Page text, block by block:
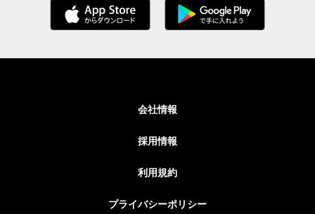
会社情報
採用情報
利用規約
プライバシーポリシー